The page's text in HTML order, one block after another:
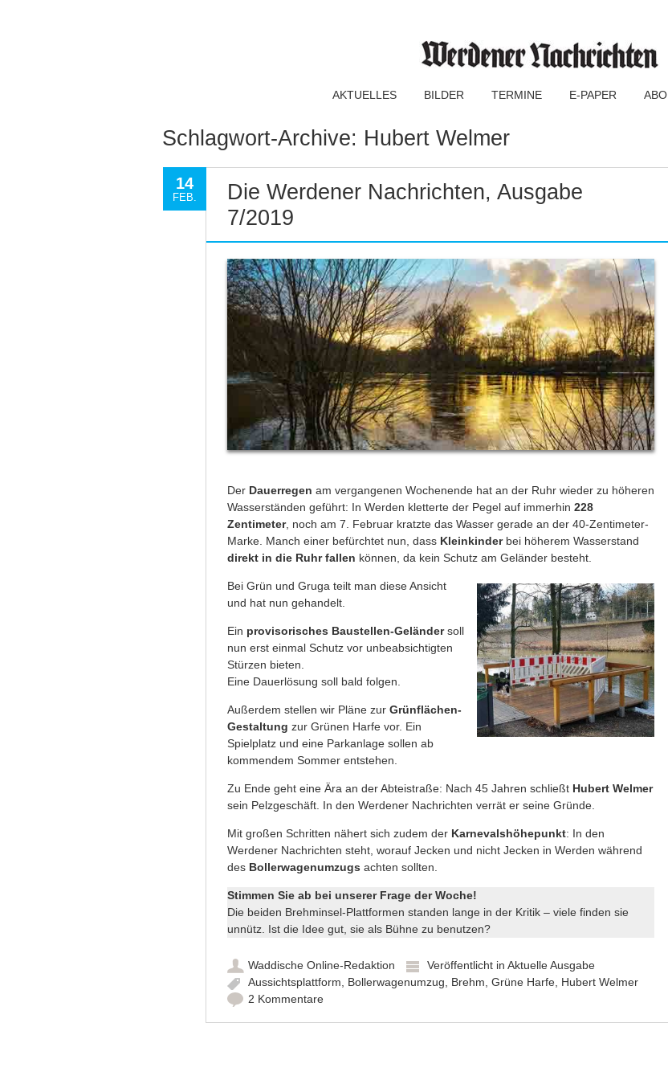
AKTUELLES BILDER TERMINE E-PAPER ABO
Schlagwort-Archive: Hubert Welmer
14
FEB.
Die Werdener Nachrichten, Ausgabe
7/2019
Der Dauerregen am vergangenen Wochenende hat an der Ruhr wieder zu höheren
Wasserständen geführt: In Werden kletterte der Pegel auf immerhin 228
Zentimeter, noch am 7. Februar kratzte das Wasser gerade an der 40-Zentimeter-
Marke. Manch einer befürchtet nun, dass Kleinkinder bei höherem Wasserstand
direkt in die Ruhr fallen können, da kein Schutz am Geländer besteht.
Bei Grün und Gruga teilt man diese Ansicht
und hat nun gehandelt.
Ein provisorisches Baustellen-Geländersoll
nun erst einmal Schutz vor unbeabsichtigten
Stürzen bieten.
Eine Dauerlösung soll bald folgen.
Außerdem stellen wir Pläne zur Grünflächen-
Gestaltung zur Grünen Harfe vor. Ein
Spielplatz und eine Parkanlage sollen ab
kommendem Sommer entstehen.
Zu Ende geht eine Ära an der Abteistraße: Nach 45 Jahren schließt Hubert Welmer
sein Pelzgeschäft. In den Werdener Nachrichten verrät er seine Gründe.
Mit großen Schritten nähert sich zudem der Karnevalshöhepunkt: In den
Werdener Nachrichten steht, worauf Jecken und nicht Jecken in Werden während
des Bollerwagenumzugs achten sollten.
Stimmen Sie ab bei unserer Frage der Woche!
Die beiden Brehminsel-Plattformen standen lange in der Kritik – viele finden sie
unnütz. Ist die Idee gut, sie als Bühne zu benutzen?
Waddische Online-Redaktion Veröffentlicht in Aktuelle Ausgabe
Aussichtsplattform
Bollerwagenumzug Brehm Grüne Harfe, Hubert Welmer
2 Kommentare